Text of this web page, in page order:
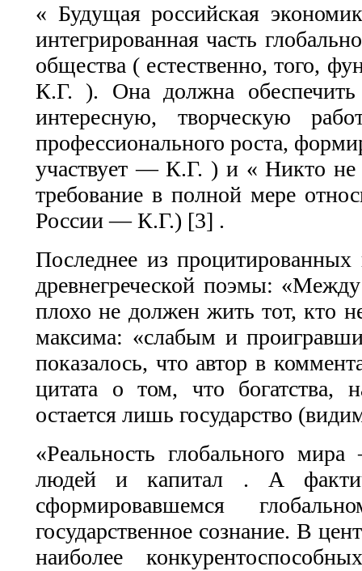
« Будущая российская
интегрированная часть
общества ( естественно, того,
К.Г. ). Она должна обеспечить
интересную, творческую
профессионального роста,
участвует — К.Г. ) и « Никто не
требование в полной мере
России — К.Г.) [3] .
Последнее из
древнегреческой поэмы:
плохо не должен жить тот, кто
максима: «слабым и
показалось, что автор в
цитата о том, что богатства,
остается лишь государство
«Реальность глобального
людей и капитал . А
сформировавшемся
государственное сознание. В
наиболее